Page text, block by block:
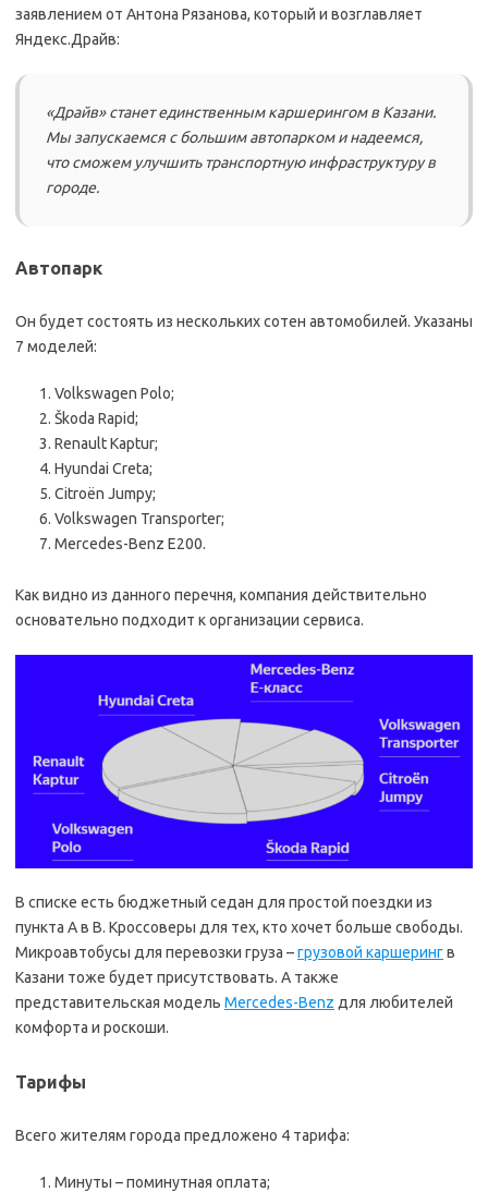
заявлением от Антона Рязанова, который и возглавляет
Яндекс.Драйв:
«Драйв» станет единственным каршерингом в Казани.
Мы запускаемся с большим автопарком и надеемся,
что сможем улучшить транспортную инфраструктуру в
городе.
Автопарк
Он будет состоять из нескольких сотен автомобилей. Указаны
7 моделей:
Volkswagen Polo;
Škoda Rapid;
Renault Kaptur;
Hyundai Creta;
Citroën Jumpy;
Volkswagen Transporter;
Mercedes-Benz E200.
Как видно из данного перечня, компания действительно
основательно подходит к организации сервиса.
В списке есть бюджетный седан для простой поездки из
пункта А в В. Кроссоверы для тех, кто хочет больше свободы.
Микроавтобусы для перевозки груза –грузовой каршерингв
Казани тоже будет присутствовать. А также
представительская модель Mercedes-Benz для любителей
комфорта и роскоши.
Тарифы
Всего жителям города предложено 4 тарифа:
Минуты – поминутная оплата;